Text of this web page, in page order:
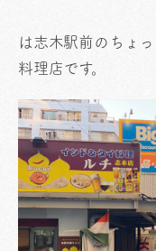
は志木駅前のちょ
料理店です。